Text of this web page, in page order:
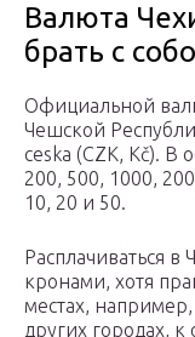
Валюта
брать с
Официальной
Чешской
ceska (CZK, Kč).
200, 500, 1000,
10, 20 и 50.
Расплачиваться
кронами, хотя
местах,
других городах,